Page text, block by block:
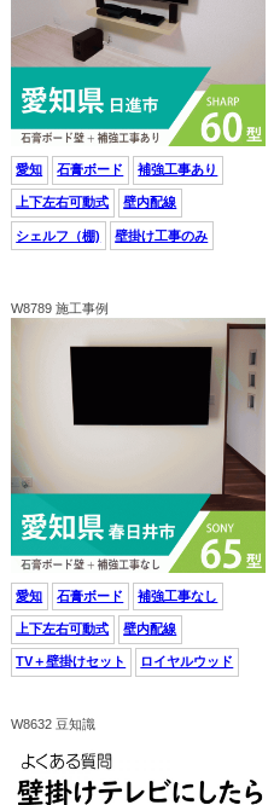
愛知 石膏ボード 補強工事あり
上下左右可動式 壁内配線
シェルフ（棚) 壁掛け工事のみ
W8789 施工事例
愛知 石膏ボード 補強工事なし
上下左右可動式 壁内配線
TV＋壁掛けセット ロイヤルウッド
W8632 豆知識